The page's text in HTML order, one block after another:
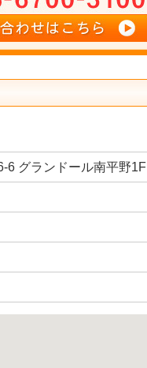
グランドール南平野1F